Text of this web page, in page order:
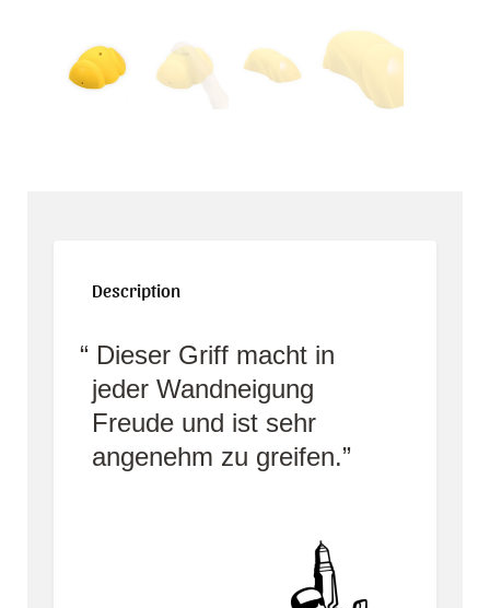
Description
Dieser Griff macht in
jeder Wandneigung
Freude und ist sehr
angenehm zu greifen.